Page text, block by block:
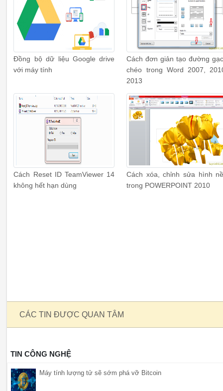
Đồng bộ dữ liệu Google drive
với máy tính
Cách đơn giản tạo đường
chéo trong Word 2007,
2013
Cách Reset ID TeamViewer 14
không hết hạn dùng
Cách xóa, chỉnh sửa hình
trong POWERPOINT 2010
CÁC TIN ĐƯỢC QUAN TÂM
TIN CÔNG NGHỆ
Máy tính lượng tử sẽ sớm phá vỡ Bitcoin